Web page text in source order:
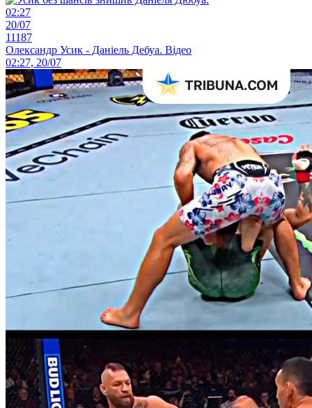
02:27
20/07
11187
Олександр Усик - Даніель Дебуа. Відео
02:27, 20/07